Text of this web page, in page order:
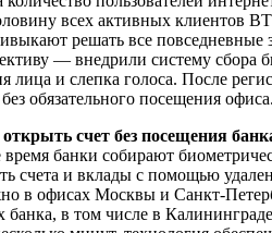
всех активных клиентов
решать все повседневные
— внедрили систему сбора
лица и слепка голоса. После
обязательного посещения
счет без посещения
банки собирают
счета и вклады с помощью
в офисах Москвы и Санкт-
банка, в том числе в